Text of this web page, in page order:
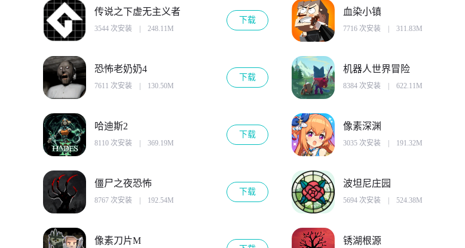
传说之下虚无主义者
3544 次安装 248.11M
下载
血染小镇
7716 次安装 311.83M
恐怖老奶奶4
7611 次安装 130.50M
下载
机器人世界冒险
8384 次安装 622.11M
哈迪斯2
8110 次安装 369.19M
下载
像素深渊
3035 次安装 191.32M
僵尸之夜恐怖
8767 次安装 192.54M
下载
波坦尼庄园
5694 次安装 524.38M
像素刀片M 锈湖根源